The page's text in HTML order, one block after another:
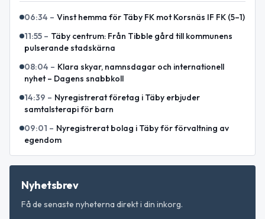
06:34 – Vinst hemma för Täby FK mot Korsnäs IF FK (5–1)
11:55 – Täby centrum: Från Tibble gård till kommunens
pulserande stadskärna
08:04 – Klara skyar, namnsdagar och internationell
nyhet – Dagens snabbkoll
14:39 – Nyregistrerat företag i Täby erbjuder
samtalsterapi för barn
09:01 – Nyregistrerat bolag i Täby för förvaltning av
egendom
Nyhetsbrev
Få de senaste nyheterna direkt i din inkorg.